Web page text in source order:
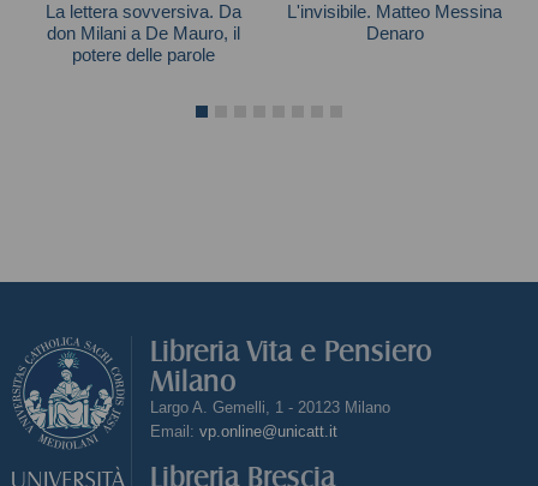
La lettera sovversiva. Da
don Milani a De Mauro, il
potere delle parole
L'invisibile. Matteo Messina
Denaro
Libreria Vita e Pensiero
Milano
Largo A. Gemelli, 1 - 20123 Milano
Email: vp.online@unicatt.it
Libreria Brescia